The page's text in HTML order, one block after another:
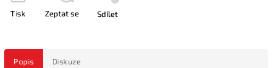
Tisk Zeptat se Sdílet
Popis Diskuze